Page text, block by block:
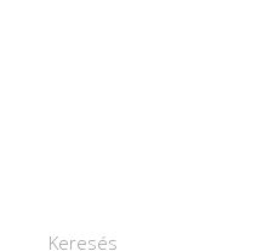
Keresés